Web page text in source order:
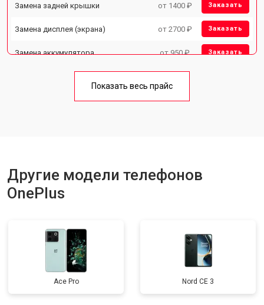
Замена задней крышки от 1400 ₽ Заказать
Замена дисплея (экрана) от 2700 ₽ Заказать
Замена аккумулятора от 950 ₽ Заказать
Ремонт цепи питания от 3200 ₽
Показать весь прайс
Другие модели телефонов
OnePlus
Ace Pro Nord CE 3